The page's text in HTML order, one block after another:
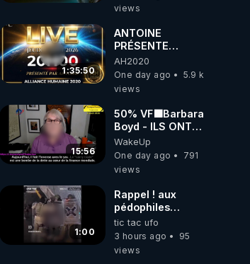
views
1:35:50
ANTOINE
PRÉSENTE
AH2020 LE LIVE
20H ***DU
06/08/2026***
AH2020
One day ago
5.9 k
views
15:56
50% VF🟩Barbara
Boyd - ILS ONT
MENTI SUR TOUT
-Jocelyne
Traduction
WakeUp
One day ago
791
views
1:00
Rappel ! aux
pédophiles
génocidaires de
donald j trump et
ses supporters
tic tac ufo
3 hours ago
95
views